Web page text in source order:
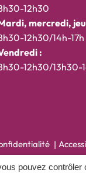
pouvez contrôler
12h30
mercredi,
12h30/14h-
:
12h30/13h30-